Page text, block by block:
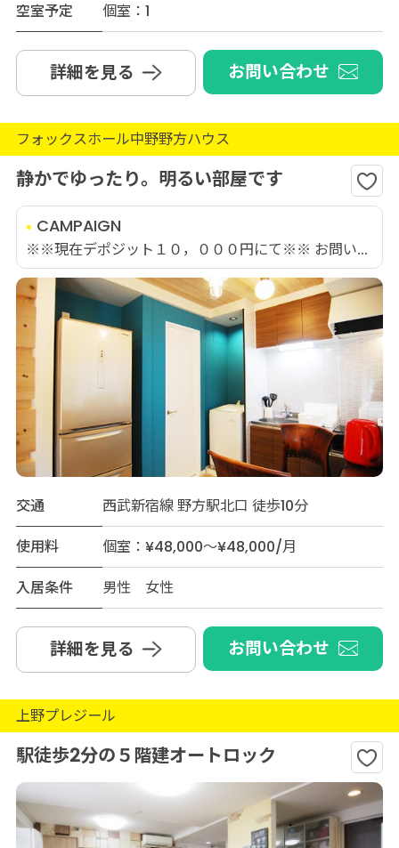
空室予定
個室：1
詳細を見る お問い合わせ
フォックスホール中野野方ハウス
静かでゆったり。明るい部屋です
CAMPAIGN
※※現在デポジット１０，０００円にて※※ お問い...
交通
西武新宿線 野方駅北口 徒歩10分
使用料
個室：¥48,000～¥48,000/月
入居条件
男性 女性
詳細を見る お問い合わせ
上野プレジール
駅徒歩2分の５階建オートロック